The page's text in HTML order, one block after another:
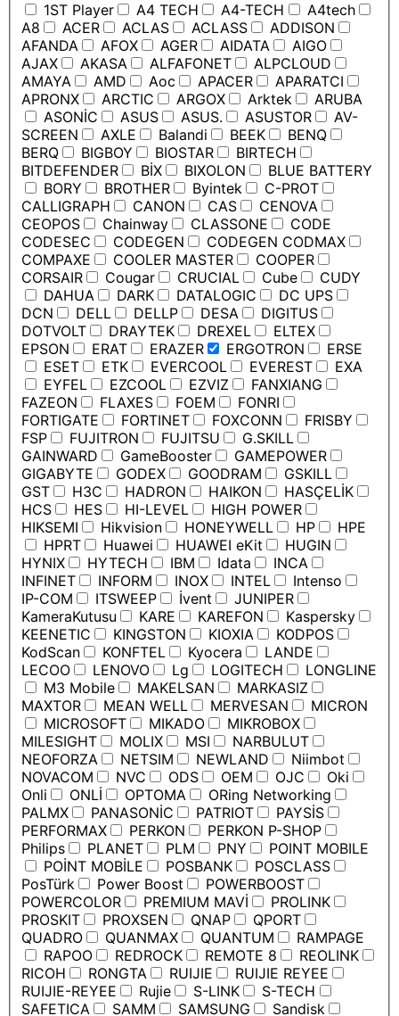
1ST Player
A4 TECH A4-TECH
A4tech
A8
ACER ACLAS ACLASS
ADDISON
AFANDA
AFOX AGER AIDATA
AIGO
AJAX
AKASA ALFAFONET
ALPCLOUD
AMAYA
AMD Aoc APACER
APARATCI
APRONX
ARCTIC ARGOX Arktek
ARUBA
ASONİC
ASUS ASUS. ASUSTOR
AV-
SCREEN
AXLE Balandi BEEK
BENQ
BERQ
BIGBOY BIOSTAR
BIRTECH
BITDEFENDER
BİX BIXOLON
BLUE BATTERY
BORY
BROTHER Byintek
C-PROT
CALLIGRAPH
CANON CAS
CENOVA
CEOPOS
Chainway CLASSONE
CODE
CODESEC
CODEGEN
CODEGEN CODMAX
COMPAXE
COOLER MASTER
COOPER
CORSAIR
Cougar CRUCIAL Cube
CUDY
DAHUA
DARK DATALOGIC
DC UPS
DCN
DELL DELLP DESA
DIGITUS
DOTVOLT
DRAYTEK DREXEL
ELTEX
EPSON
ERAT ERAZER ERGOTRON
ERSE
ESET
ETK EVERCOOL EVEREST
EXA
EYFEL
EZCOOL EZVIZ
FANXIANG
FAZEON
FLAXES FOEM
FONRI
FORTIGATE
FORTINET FOXCONN
FRISBY
FSP
FUJITRON FUJITSU
G.SKILL
GAINWARD
GameBooster
GAMEPOWER
GIGABYTE
GODEX GOODRAM
GSKILL
GST
H3C HADRON HAIKON
HASÇELİK
HCS
HES HI-LEVEL
HIGH POWER
HIKSEMI
Hikvision HONEYWELL HP
HPE
HPRT
Huawei HUAWEI eKit
HUGIN
HYNIX
HYTECH IBM Idata
INCA
INFINET
INFORM INOX INTEL
Intenso
IP-COM
ITSWEEP İvent
JUNIPER
KameraKutusu
KARE KAREFON
Kaspersky
KEENETIC
KINGSTON KIOXIA
KODPOS
KodScan
KONFTEL Kyocera
LANDE
LECOO
LENOVO Lg LOGITECH
LONGLINE
M3 Mobile
MAKELSAN
MARKASIZ
MAXTOR
MEAN WELL MERVESAN
MICRON
MICROSOFT
MIKADO
MIKROBOX
MILESIGHT
MOLIX MSI
NARBULUT
NEOFORZA
NETSIM NEWLAND
Niimbot
NOVACOM
NVC ODS OEM OJC
Oki
Onli
ONLİ OPTOMA
ORing Networking
PALMX
PANASONİC PATRIOT
PAYSİS
PERFORMAX
PERKON
PERKON P-SHOP
Philips
PLANET PLM PNY
POINT MOBILE
POİNT MOBİLE
POSBANK
POSCLASS
PosTürk
Power Boost
POWERBOOST
POWERCOLOR
PREMIUM MAVİ
PROLINK
PROSKIT
PROXSEN QNAP
QPORT
QUADRO
QUANMAX QUANTUM
RAMPAGE
RAPOO
REDROCK REMOTE 8
REOLINK
RICOH
RONGTA RUIJIE
RUIJIE REYEE
RUIJIE-REYEE
Rujie S-LINK
S-TECH
SAFETICA
SAMM SAMSUNG Sandisk